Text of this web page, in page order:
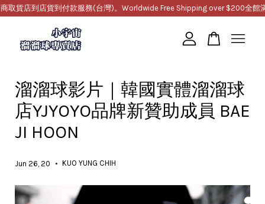
取貨店到店貨到付款服務(台灣)。Worldwide Free Shipping over $200全館
溜溜球影片｜韓國實體溜溜球
店YJYOYO品牌新贊助成員 BAE
JI HOON
Jun 26, 20 • KUO YUNG CHIH
繼續購物